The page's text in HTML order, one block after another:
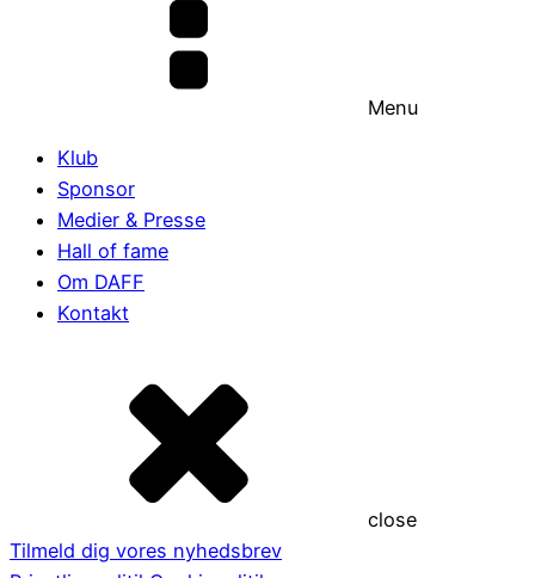
Menu
Klub
Sponsor
Medier & Presse
Hall of fame
Om DAFF
Kontakt
close
Tilmeld dig vores nyhedsbrev